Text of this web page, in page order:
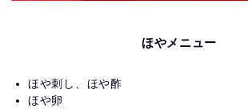
ほやメニュー
ほや刺し、ほや酢
ほや卵